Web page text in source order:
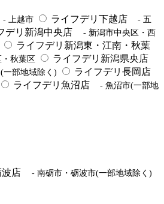
- 上越市 ライフデリ下越店
- 五
デリ新潟中央店
- 新潟市中央区・西
ライフデリ新潟東・江南・秋葉
秋葉区 ライフデリ新潟県央店
一部地域除く) ライフデリ長岡店
ライフデリ魚沼店
- 魚沼市(一部地
店 - 南砺市・砺波市(一部地域除く)